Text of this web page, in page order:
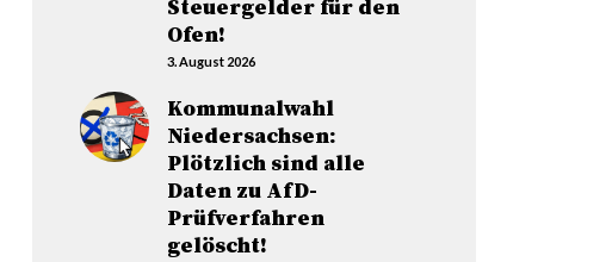
Steuergelder für den
Ofen!
3. August 2026
Kommunalwahl
Niedersachsen:
Plötzlich sind alle
Daten zu AfD-
Prüfverfahren
gelöscht!